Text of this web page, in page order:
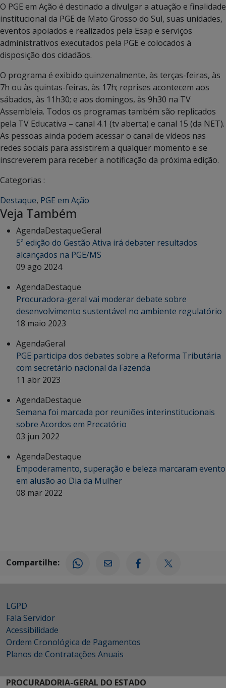
O PGE em Ação é destinado a divulgar a atuação e finalidade
institucional da PGE de Mato Grosso do Sul, suas unidades,
eventos apoiados e realizados pela Esap e serviços
administrativos executados pela PGE e colocados à
disposição dos cidadãos.
O programa é exibido quinzenalmente, às terças-feiras, às
7h ou às quintas-feiras, às 17h; reprises acontecem aos
sábados, às 11h30; e aos domingos, às 9h30 na TV
Assembleia. Todos os programas também são replicados
pela TV Educativa – canal 4.1 (tv aberta) e canal 15 (da NET).
As pessoas ainda podem acessar o canal de vídeos nas
redes sociais para assistirem a qualquer momento e se
inscreverem para receber a notificação da próxima edição.
Categorias :
Destaque, PGE em Ação
Veja Também
AgendaDestaqueGeral
5ª edição do Gestão Ativa irá debater resultados
alcançados na PGE/MS
09 ago 2024
AgendaDestaque
Procuradora-geral vai moderar debate sobre
desenvolvimento sustentável no ambiente regulatório
18 maio 2023
AgendaGeral
PGE participa dos debates sobre a Reforma Tributária
com secretário nacional da Fazenda
11 abr 2023
AgendaDestaque
Semana foi marcada por reuniões interinstitucionais
sobre Acordos em Precatório
03 jun 2022
AgendaDestaque
Empoderamento, superação e beleza marcaram evento
em alusão ao Dia da Mulher
08 mar 2022
Compartilhe:
LGPD
Fala Servidor
Acessibilidade
Ordem Cronológica de Pagamentos
Planos de Contratações Anuais
PROCURADORIA-GERAL DO ESTADO